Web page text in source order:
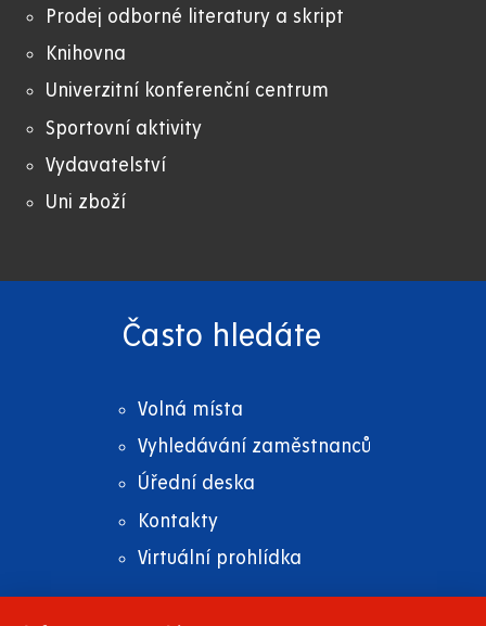
Prodej odborné literatury a skript
Knihovna
Univerzitní konferenční centrum
Sportovní aktivity
Vydavatelství
Uni zboží
Často hledáte
Volná místa
Vyhledávání zaměstnanců
Úřední deska
Kontakty
Virtuální prohlídka